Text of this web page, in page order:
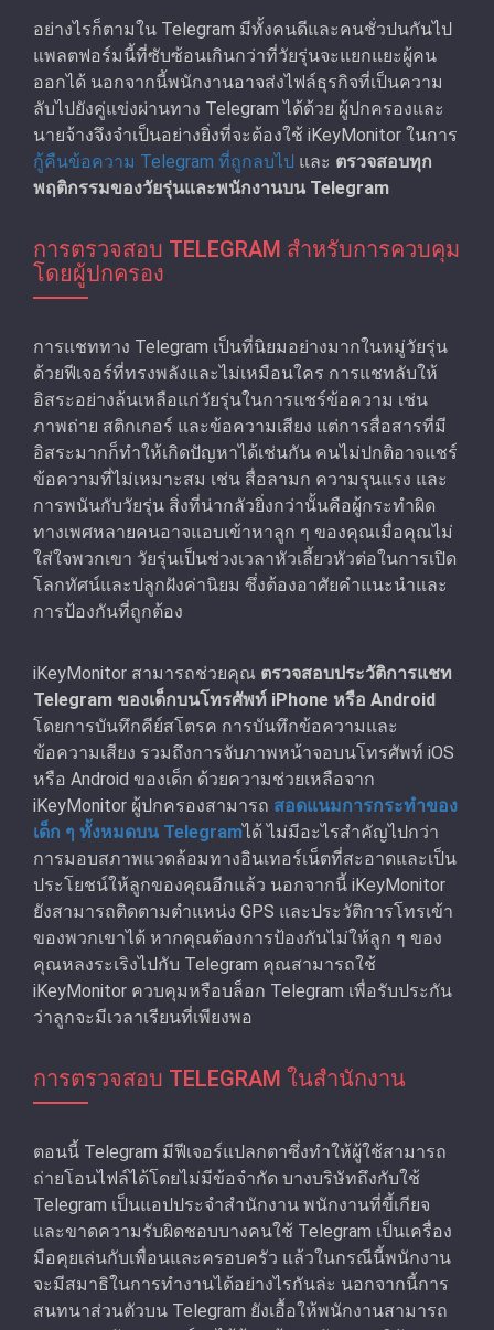
อย่างไรก็ตามใน Telegram มีทั้งคนดีและคนชั่วปนกันไป
แพลตฟอร์มนี้ที่ซับซ้อนเกินกว่าที่วัยรุ่นจะแยกแยะผู้คน
ออกได้ นอกจากนี้พนักงานอาจส่งไฟล์ธุรกิจที่เป็นความ
ลับไปยังคู่แข่งผ่านทาง Telegram ได้ด้วย ผู้ปกครองและ
นายจ้างจึงจำเป็นอย่างยิ่งที่จะต้องใช้ iKeyMonitor ในการ
กู้คืนข้อความ Telegram ที่ถูกลบไป และ ตรวจสอบทุก
พฤติกรรมของวัยรุ่นและพนักงานบน Telegram
การตรวจสอบ TELEGRAM สําหรับการควบคุม
โดยผู้ปกครอง
การแชททาง Telegram เป็นที่นิยมอย่างมากในหมู่วัยรุ่น
ด้วยฟีเจอร์ที่ทรงพลังและไม่เหมือนใคร การแชทลับให้
อิสระอย่างล้นเหลือแก่วัยรุ่นในการแชร์ข้อความ เช่น
ภาพถ่าย สติกเกอร์ และข้อความเสียง แต่การสื่อสารที่มี
อิสระมากก็ทําให้เกิดปัญหาได้เช่นกัน คนไม่ปกติอาจแชร์
ข้อความที่ไม่เหมาะสม เช่น สื่อลามก ความรุนแรง และ
การพนันกับวัยรุ่น สิ่งที่น่ากลัวยิ่งกว่านั้นคือผู้กระทําผิด
ทางเพศหลายคนอาจแอบเข้าหาลูก ๆ ของคุณเมื่อคุณไม่
ใส่ใจพวกเขา วัยรุ่นเป็นช่วงเวลาหัวเลี้ยวหัวต่อในการเปิด
โลกทัศน์และปลูกฝังค่านิยม ซึ่งต้องอาศัยคําแนะนําและ
การป้องกันที่ถูกต้อง
iKeyMonitor สามารถช่วยคุณ ตรวจสอบประวัติการแชท
Telegram ของเด็กบนโทรศัพท์ iPhone หรือ Android
โดยการบันทึกคีย์สโตรค การบันทึกข้อความและ
ข้อความเสียง รวมถึงการจับภาพหน้าจอบนโทรศัพท์ iOS
หรือ Android ของเด็ก ด้วยความช่วยเหลือจาก
iKeyMonitor ผู้ปกครองสามารถ สอดแนมการกระทําของ
เด็ก ๆ ทั้งหมดบน Telegramได้ ไม่มีอะไรสําคัญไปกว่า
การมอบสภาพแวดล้อมทางอินเทอร์เน็ตที่สะอาดและเป็น
ประโยชน์ให้ลูกของคุณอีกแล้ว นอกจากนี้ iKeyMonitor
ยังสามารถติดตามตําแหน่ง GPS และประวัติการโทรเข้า
ของพวกเขาได้ หากคุณต้องการป้องกันไม่ให้ลูก ๆ ของ
คุณหลงระเริงไปกับ Telegram คุณสามารถใช้
iKeyMonitor ควบคุมหรือบล็อก Telegram เพื่อรับประกัน
ว่าลูกจะมีเวลาเรียนที่เพียงพอ
การตรวจสอบ TELEGRAM ในสํานักงาน
ตอนนี้ Telegram มีฟีเจอร์แปลกตาซึ่งทำให้ผู้ใช้สามารถ
ถ่ายโอนไฟล์ได้โดยไม่มีข้อจํากัด บางบริษัทถึงกับใช้
Telegram เป็นแอปประจำสํานักงาน พนักงานที่ขี้เกียจ
และขาดความรับผิดชอบบางคนใช้ Telegram เป็นเครื่อง
มือคุยเล่นกับเพื่อนและครอบครัว แล้วในกรณีนี้พนักงาน
จะมีสมาธิในการทํางานได้อย่างไรกันล่ะ นอกจากนี้การ
สนทนาส่วนตัวบน Telegram ยังเอื้อให้พนักงานสามารถ